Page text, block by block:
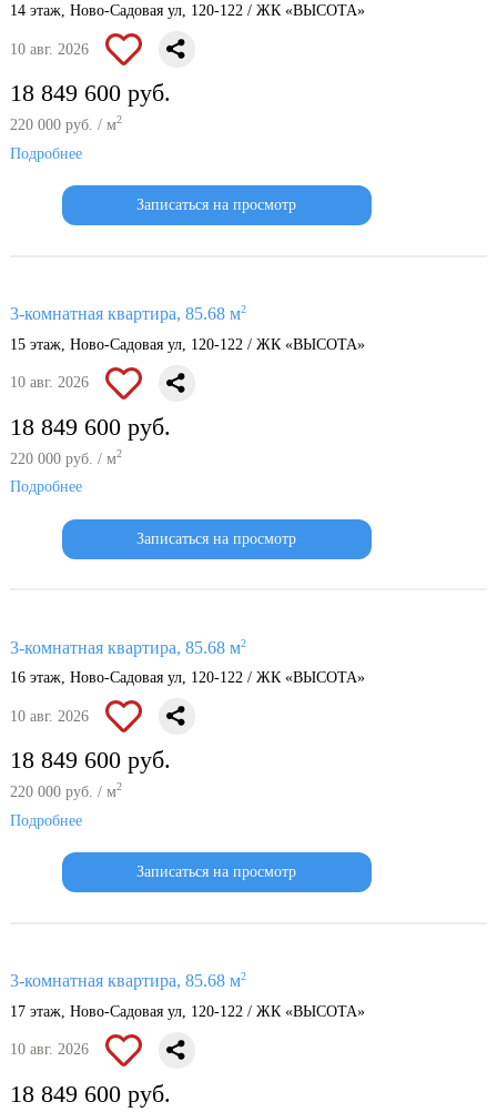
14 этаж, Ново-Садовая ул, 120-122 / ЖК «ВЫСОТА»
10 авг. 2026
18 849 600 руб.
220 000 руб. / м2
Подробнее
Записаться на просмотр
3-комнатная квартира, 85.68 м2
15 этаж, Ново-Садовая ул, 120-122 / ЖК «ВЫСОТА»
10 авг. 2026
18 849 600 руб.
220 000 руб. / м2
Подробнее
Записаться на просмотр
3-комнатная квартира, 85.68 м2
16 этаж, Ново-Садовая ул, 120-122 / ЖК «ВЫСОТА»
10 авг. 2026
18 849 600 руб.
220 000 руб. / м2
Подробнее
Записаться на просмотр
3-комнатная квартира, 85.68 м2
17 этаж, Ново-Садовая ул, 120-122 / ЖК «ВЫСОТА»
10 авг. 2026
18 849 600 руб.